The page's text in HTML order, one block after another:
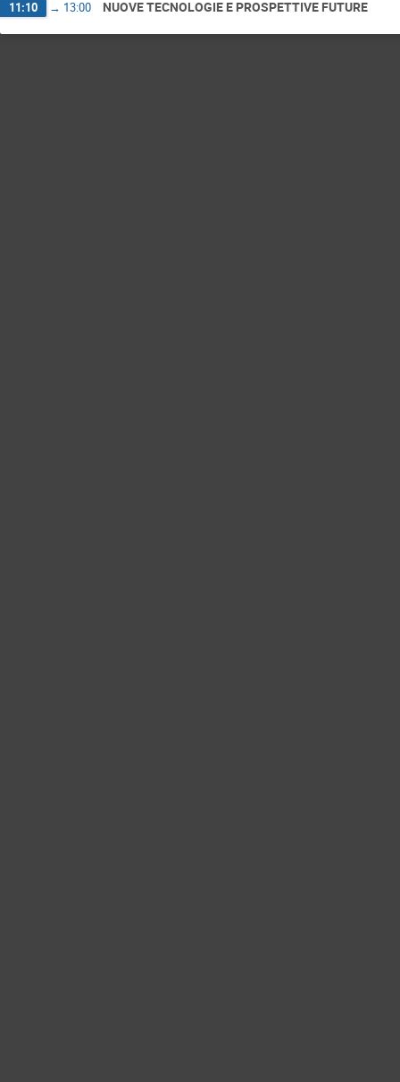
11:10 → 13:00 NUOVE TECNOLOGIE E PROSPETTIVE FUTURE